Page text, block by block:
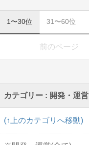
1〜30位 31〜60位
前のページ
カテゴリー : 開発・運営
(↑上のカテゴリへ移動)